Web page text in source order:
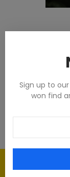
Sign up to
won find